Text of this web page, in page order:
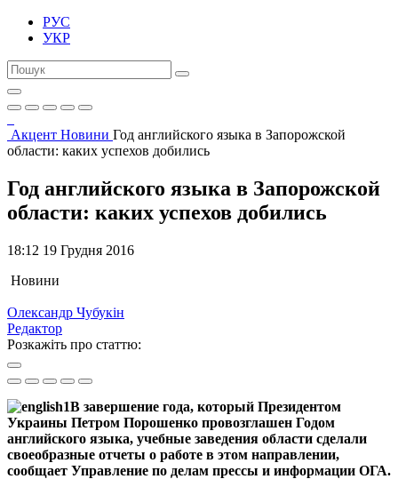
РУС
УКР
Акцент Новини Год английского языка в Запорожской
области: каких успехов добились
Год английского языка в Запорожской
области: каких успехов добились
18:12 19 Грудня 2016
Новини
Олександр Чубукін
Редактор
Розкажіть про статтю:
В завершение года, который Президентом
Украины Петром Порошенко провозглашен Годом
английского языка, учебные заведения области сделали
своеобразные отчеты о работе в этом направлении,
сообщает Управление по делам прессы и информации ОГА.